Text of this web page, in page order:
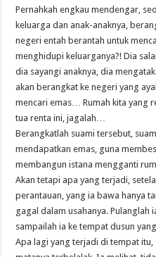
Pernahkah engkau mendengar,
keluarga dan anak-anaknya,
negeri entah berantah untuk
menghidupi keluarganya?! Dia
dia sayangi anaknya, dia
akan berangkat ke negeri yang
mencari emas… Rumah kita yang
tua renta ini, jagalah…
Berangkatlah suami tersebut,
mendapatkan emas, guna
membangun istana mengganti
Akan tetapi apa yang terjadi,
perantauan, yang ia bawa hanya
gagal dalam usahanya. Pulanglah
sampailah ia ke tempat dusun
Apa lagi yang terjadi di tempat itu,